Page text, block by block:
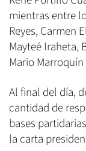
mientras entre
Reyes, Carmen
Mayteé Iraheta,
Mario
Al final del día,
cantidad de
bases
la carta